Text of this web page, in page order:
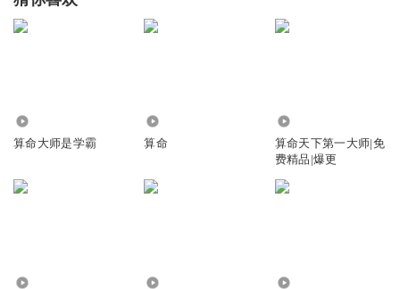
幽木木夕
算命大师是学霸 算命
算命天下第一大师|免
费精品|爆更